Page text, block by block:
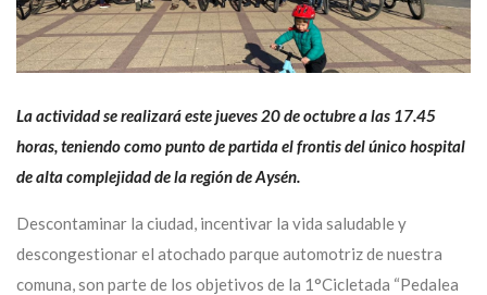
La actividad se realizará este jueves 20 de octubre a las 17.45
horas, teniendo como punto de partida el frontis del único hospital
de alta complejidad de la región de Aysén.
Descontaminar la ciudad, incentivar la vida saludable y
descongestionar el atochado parque automotriz de nuestra
comuna, son parte de los objetivos de la 1°Cicletada “Pedalea